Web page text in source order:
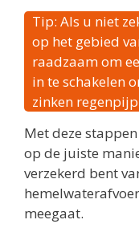
Tip: Als u niet
op het gebied
raadzaam om
in te schakelen
zinken
Met deze
op de juiste
verzekerd bent
meegaat.